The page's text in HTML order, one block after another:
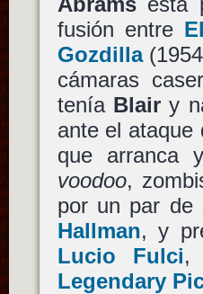
fusión entre
Gozdilla
cámaras
tenía Blair y
ante el ataque
que arranca
voodoo,
por un par de
Hallman, y
Lucio Fulci,
Legendary